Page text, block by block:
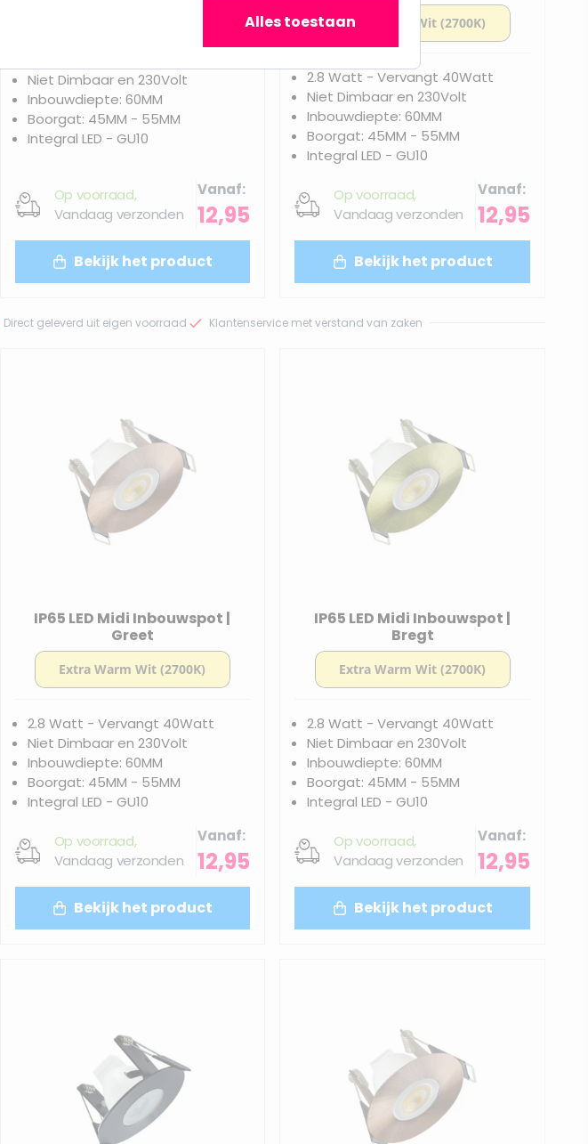
Niet Dimbaar en 230Volt
Inbouwdiepte: 60MM
Boorgat: 45MM - 55MM
Integral LED - GU10
Op voorraad,
Vandaag verzonden
Vanaf
12,95
Bekijk het product
2.8 Watt - Vervangt 40Watt
Niet Dimbaar en 230Volt
Inbouwdiepte: 60MM
Boorgat: 45MM - 55MM
Integral LED - GU10
Op voorraad,
Vandaag verzonden
Vanaf
12,95
Bekijk het product
Direct geleverd uit eigen voorraad Klantenservice met verstand van zaken
IP65 LED Midi Inbouwspot |
Greet
2.8 Watt - Vervangt 40Watt
Niet Dimbaar en 230Volt
Inbouwdiepte: 60MM
Boorgat: 45MM - 55MM
Integral LED - GU10
Op voorraad,
Vandaag verzonden
Vanaf
12,95
Bekijk het product
IP65 LED Midi Inbouwspot |
Bregt
2.8 Watt - Vervangt 40Watt
Niet Dimbaar en 230Volt
Inbouwdiepte: 60MM
Boorgat: 45MM - 55MM
Integral LED - GU10
Op voorraad,
Vandaag verzonden
Vanaf
12,95
Bekijk het product
Alles toestaan